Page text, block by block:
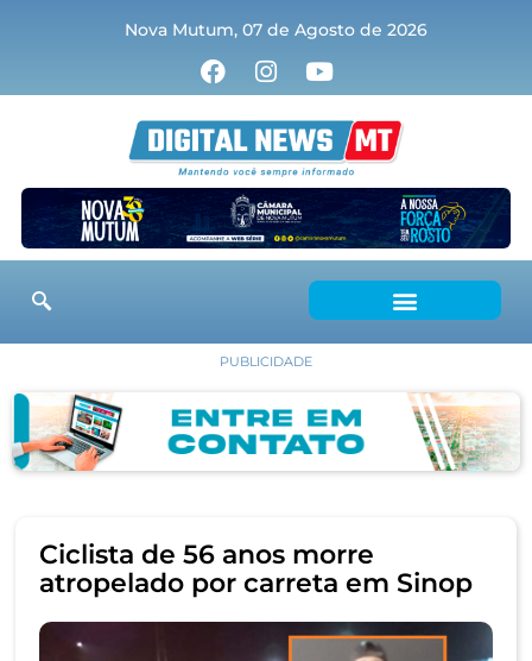
Nova Mutum, 07 de Agosto de 2026
PUBLICIDADE
Ciclista de 56 anos morre
atropelado por carreta em Sinop